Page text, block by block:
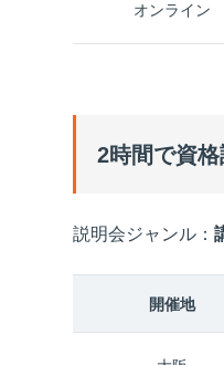
オンライン
2時間で資
説明会ジャンル：
開催地